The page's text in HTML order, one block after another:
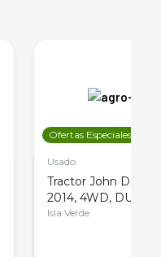
Ofertas Especiales
Usado
Tractor John Deere
2014, 4WD, DUAL
Isla Verde